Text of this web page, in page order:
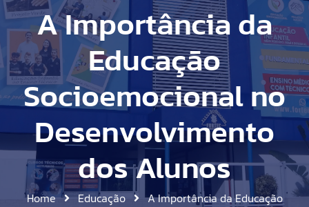
A Importância da
Educação
Socioemocional no
Desenvolvimento
dos Alunos
Home Educação
A Importância da Educação